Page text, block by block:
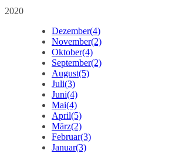
2020
Dezember(4)
November(2)
Oktober(4)
September(2)
August(5)
Juli(3)
Juni(4)
Mai(4)
April(5)
März(2)
Februar(3)
Januar(3)